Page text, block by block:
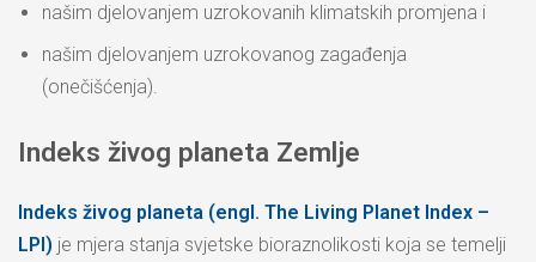
našim djelovanjem uzrokovanih klimatskih promjena i
našim djelovanjem uzrokovanog zagađenja
(onečišćenja).
Indeks živog planeta Zemlje
Indeks živog planeta (engl. The Living Planet Index –
LPI) je mjera stanja svjetske bioraznolikosti koja se temelji